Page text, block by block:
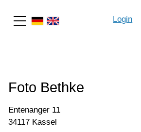
Login
Foto Bethke
Entenanger 11
34117 Kassel